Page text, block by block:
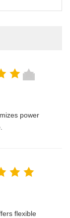
power
flexible